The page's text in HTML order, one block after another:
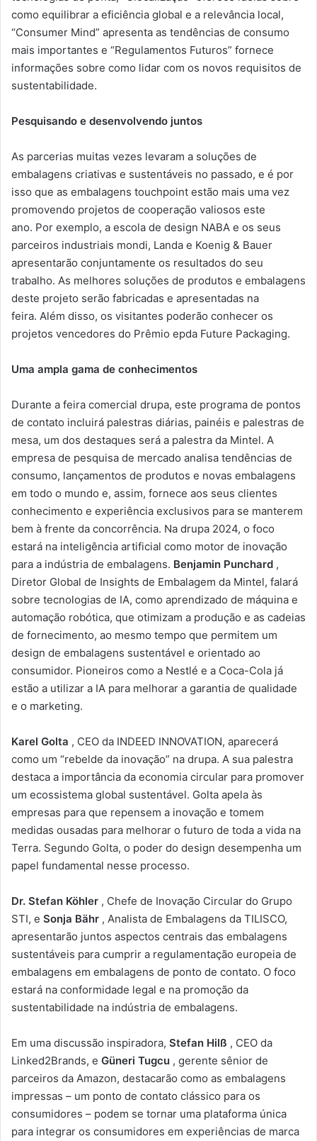
como equilibrar a eficiência global e a relevância local,
“Consumer Mind” apresenta as tendências de consumo
mais importantes e “Regulamentos Futuros” fornece
informações sobre como lidar com os novos requisitos de
sustentabilidade.
Pesquisando e desenvolvendo juntos
As parcerias muitas vezes levaram a soluções de
embalagens criativas e sustentáveis ​​no passado, e é por
isso que as embalagens touchpoint estão mais uma vez
promovendo projetos de cooperação valiosos este
ano. Por exemplo, a escola de design NABA e os seus
parceiros industriais mondi, Landa e Koenig & Bauer
apresentarão conjuntamente os resultados do seu
trabalho. As melhores soluções de produtos e embalagens
deste projeto serão fabricadas e apresentadas na
feira. Além disso, os visitantes poderão conhecer os
projetos vencedores do Prêmio epda Future Packaging.
Uma ampla gama de conhecimentos
Durante a feira comercial drupa, este programa de pontos
de contato incluirá palestras diárias, painéis e palestras de
mesa, um dos destaques será a palestra da Mintel. A
empresa de pesquisa de mercado analisa tendências de
consumo, lançamentos de produtos e novas embalagens
em todo o mundo e, assim, fornece aos seus clientes
conhecimento e experiência exclusivos para se manterem
bem à frente da concorrência. Na drupa 2024, o foco
estará na inteligência artificial como motor de inovação
para a indústria de embalagens. Benjamin Punchard ,
Diretor Global de Insights de Embalagem da Mintel, falará
sobre tecnologias de IA, como aprendizado de máquina e
automação robótica, que otimizam a produção e as cadeias
de fornecimento, ao mesmo tempo que permitem um
design de embalagens sustentável e orientado ao
consumidor. Pioneiros como a Nestlé e a Coca-Cola já
estão a utilizar a IA para melhorar a garantia de qualidade
e o marketing.
Karel Golta , CEO da INDEED INNOVATION, aparecerá
como um “rebelde da inovação” na drupa. A sua palestra
destaca a importância da economia circular para promover
um ecossistema global sustentável. Golta apela às
empresas para que repensem a inovação e tomem
medidas ousadas para melhorar o futuro de toda a vida na
Terra. Segundo Golta, o poder do design desempenha um
papel fundamental nesse processo.
Dr. Stefan Köhler , Chefe de Inovação Circular do Grupo
STI, e Sonja Bähr , Analista de Embalagens da TILISCO,
apresentarão juntos aspectos centrais das embalagens
sustentáveis ​​para cumprir a regulamentação europeia de
embalagens em embalagens de ponto de contato. O foco
estará na conformidade legal e na promoção da
sustentabilidade na indústria de embalagens.
Em uma discussão inspiradora, Stefan Hilß , CEO da
Linked2Brands, e Güneri Tugcu , gerente sênior de
parceiros da Amazon, destacarão como as embalagens
impressas – um ponto de contato clássico para os
consumidores – podem se tornar uma plataforma única
para integrar os consumidores em experiências de marca